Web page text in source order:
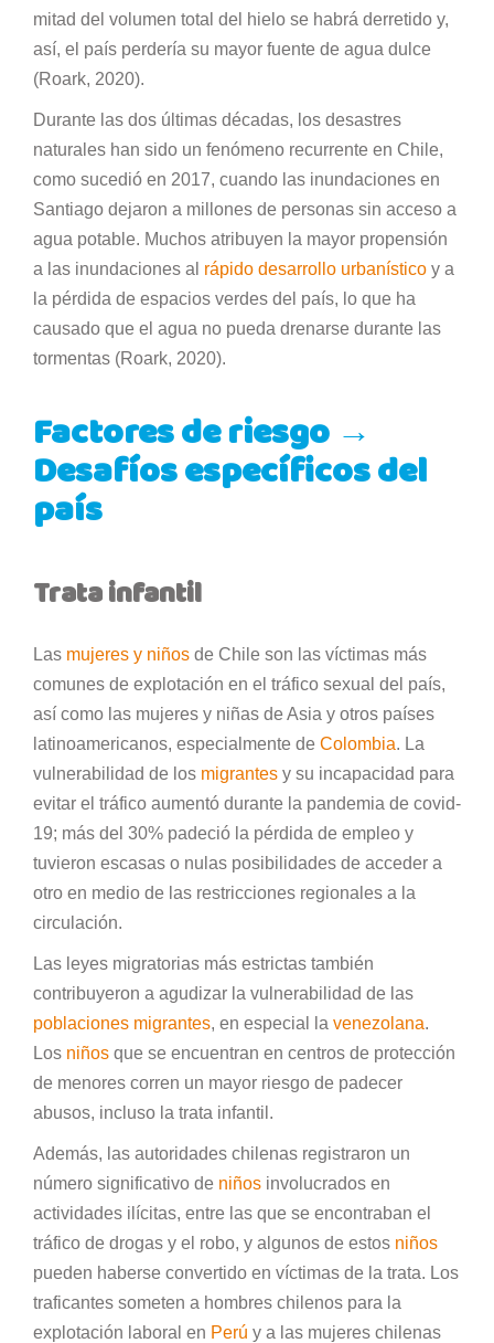
mitad del volumen total del hielo se habrá derretido y,
así, el país perdería su mayor fuente de agua dulce
(Roark, 2020).
Durante las dos últimas décadas, los desastres
naturales han sido un fenómeno recurrente en Chile,
como sucedió en 2017, cuando las inundaciones en
Santiago dejaron a millones de personas sin acceso a
agua potable. Muchos atribuyen la mayor propensión
a las inundaciones al rápido desarrollo urbanístico y a
la pérdida de espacios verdes del país, lo que ha
causado que el agua no pueda drenarse durante las
tormentas (Roark, 2020).
Factores de riesgo →
Desafíos específicos del
país
Trata infantil
Las mujeres y niños de Chile son las víctimas más
comunes de explotación en el tráfico sexual del país,
así como las mujeres y niñas de Asia y otros países
latinoamericanos, especialmente de Colombia. La
vulnerabilidad de los migrantes y su incapacidad para
evitar el tráfico aumentó durante la pandemia de covid-
19; más del 30% padeció la pérdida de empleo y
tuvieron escasas o nulas posibilidades de acceder a
otro en medio de las restricciones regionales a la
circulación.
Las leyes migratorias más estrictas también
contribuyeron a agudizar la vulnerabilidad de las
poblaciones migrantes, en especial la venezolana.
Los niños que se encuentran en centros de protección
de menores corren un mayor riesgo de padecer
abusos, incluso la trata infantil.
Además, las autoridades chilenas registraron un
número significativo de niños involucrados en
actividades ilícitas, entre las que se encontraban el
tráfico de drogas y el robo, y algunos de estos niños
pueden haberse convertido en víctimas de la trata. Los
traficantes someten a hombres chilenos para la
explotación laboral en Perú y a las mujeres chilenas